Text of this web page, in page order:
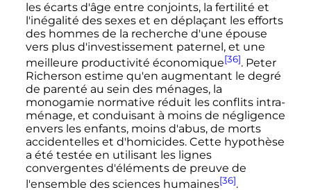
les écarts d'âge entre conjoints, la fertilité et
l'inégalité des sexes et en déplaçant les efforts
des hommes de la recherche d'une épouse
vers plus d'investissement paternel, et une
meilleure productivité économique[36]. Peter
Richerson estime qu'en augmentant le degré
de parenté au sein des ménages, la
monogamie normative réduit les conflits intra-
ménage, et conduisant à moins de négligence
envers les enfants, moins d'abus, de morts
accidentelles et d'homicides. Cette hypothèse
a été testée en utilisant les lignes
convergentes d'éléments de preuve de
l'ensemble des sciences humaines[36].